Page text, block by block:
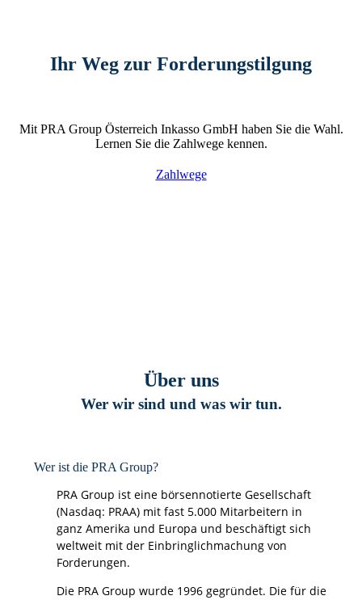
Ihr Weg zur Forderungstilgung
Mit PRA Group Österreich Inkasso GmbH haben Sie die Wahl.
Lernen Sie die Zahlwege kennen.
Zahlwege
Über uns
Wer wir sind und was wir tun.
Wer ist die PRA Group?
PRA Group ist eine börsennotierte Gesellschaft
(Nasdaq: PRAA) mit fast 5.000 Mitarbeitern in
ganz Amerika und Europa und beschäftigt sich
weltweit mit der Einbringlichmachung von
Forderungen.
Die PRA Group wurde 1996 gegründet. Die für die